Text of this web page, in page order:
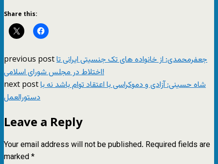
Share this:
previous postجعفرمحمدی: از خانواده های تک جنسیتی ایرانی تا
اختلاط در مجلس شورای اسلامی!
next postشاه حسینی: آزادی و دموکراسی با اعتقاد توام باشد نه با
دستورالعمل
Leave a Reply
Your email address will not be published. Required fields are
marked*